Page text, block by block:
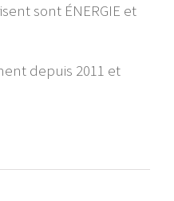
sont ÉNERGIE et
depuis 2011 et